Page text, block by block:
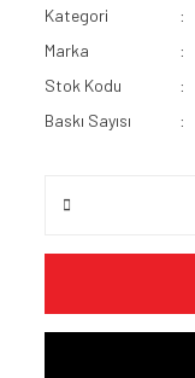
Kategori
Marka
Stok Kodu
Baskı Sayısı